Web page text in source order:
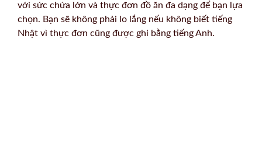
với sức chứa lớn và thực đơn đồ ăn đa dạng để bạn lựa
chọn. Bạn sẽ không phải lo lắng nếu không biết tiếng
Nhật vì thực đơn cũng được ghi bằng tiếng Anh.